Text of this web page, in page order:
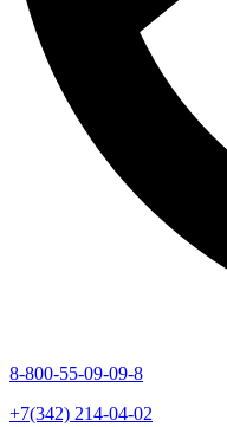
8-800-55-09-09-8
+7(342) 214-04-02